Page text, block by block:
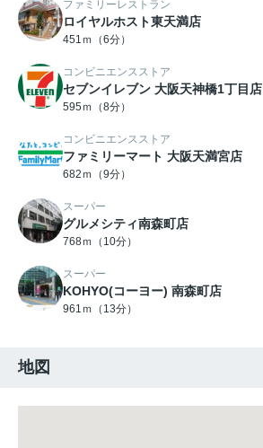
ファミリーレストラン
ロイヤルホスト東天満店
451ｍ（6分）
コンビニエンスストア
セブンイレブン 大阪天神橋1丁目店
595ｍ（8分）
コンビニエンスストア
ファミリーマート 大阪天満宮店
682ｍ（9分）
スーパー
グルメシティ南森町店
768ｍ（10分）
スーパー
KOHYO(コーヨー) 南森町店
961ｍ（13分）
地図